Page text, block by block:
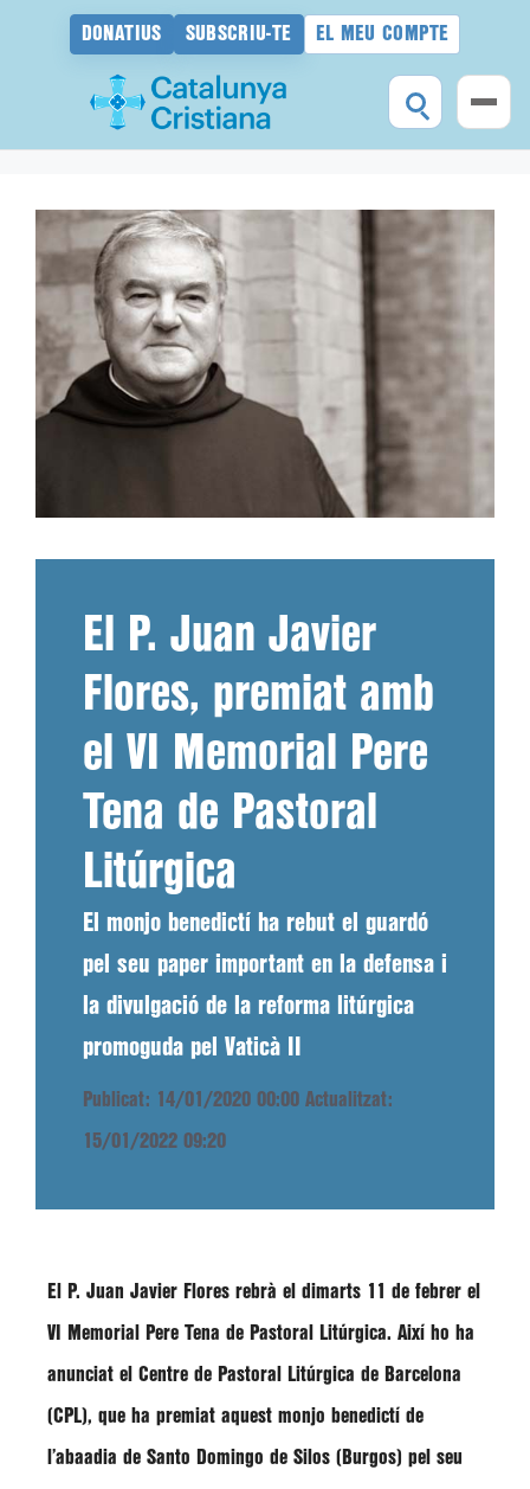
DONATIUS SUBSCRIU-TE EL MEU COMPTE
contingut
El P. Juan Javier
Flores, premiat amb
el VI Memorial Pere
Tena de Pastoral
Litúrgica
El monjo benedictí ha rebut el guardó
pel seu paper important en la defensa i
la divulgació de la reforma litúrgica
promoguda pel Vaticà II
Publicat: 14/01/2020 00:00 Actualitzat:
15/01/2022 09:20
El P. Juan Javier Flores rebrà el dimarts 11 de febrer el
VI Memorial Pere Tena de Pastoral Litúrgica. Així ho ha
anunciat el Centre de Pastoral Litúrgica de Barcelona
(CPL), que ha premiat aquest monjo benedictí de
l’abaadia de Santo Domingo de Silos (Burgos) pel seu